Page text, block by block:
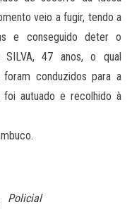
veio a fugir, tendo a
e conseguido deter o
SILVA, 47 anos, o qual
conduzidos para a
autuado e recolhido à
Policial